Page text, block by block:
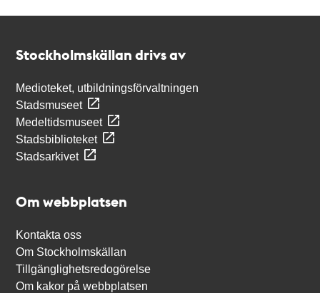
Stockholmskällan drivs av
Medioteket, utbildningsförvaltningen
Stadsmuseet
Medeltidsmuseet
Stadsbiblioteket
Stadsarkivet
Om webbplatsen
Kontakta oss
Om Stockholmskällan
Tillgänglighetsredogörelse
Om kakor på webbplatsen